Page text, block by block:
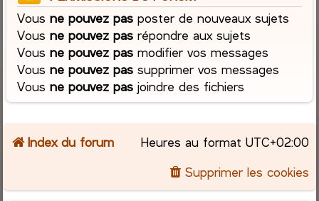
Vousne pouvez pas poster de nouveaux sujets
Vousne pouvez pas répondre aux sujets
Vousne pouvez pas modifier vos messages
Vousne pouvez pas supprimer vos messages
Vousne pouvez pas joindre des fichiers
Index du forum Heures au format UTC+02:00
Supprimer les cookies